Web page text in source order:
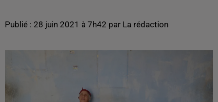
Publié : 28 juin 2021 à 7h42 par La rédaction